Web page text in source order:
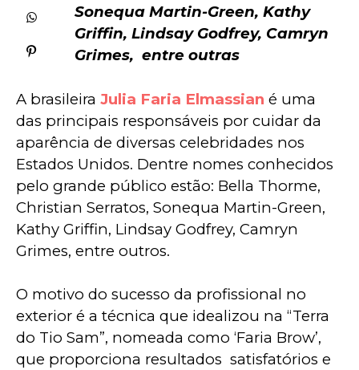
Sonequa Martin-Green, Kathy
Griffin, Lindsay Godfrey, Camryn
Grimes,  entre outras
A brasileira Julia Faria Elmassian é uma
das principais responsáveis por cuidar da
aparência de diversas celebridades nos
Estados Unidos. Dentre nomes conhecidos
pelo grande público estão: Bella Thorme,
Christian Serratos, Sonequa Martin-Green,
Kathy Griffin, Lindsay Godfrey, Camryn
Grimes, entre outros.
O motivo do sucesso da profissional no
exterior é a técnica que idealizou na “Terra
do Tio Sam”, nomeada como ‘Faria Brow’,
que proporciona resultados  satisfatórios e